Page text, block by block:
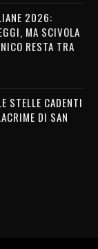
2026:
MA SCIVOLA
RESTA TRA
STELLE CADENTI
DI SAN